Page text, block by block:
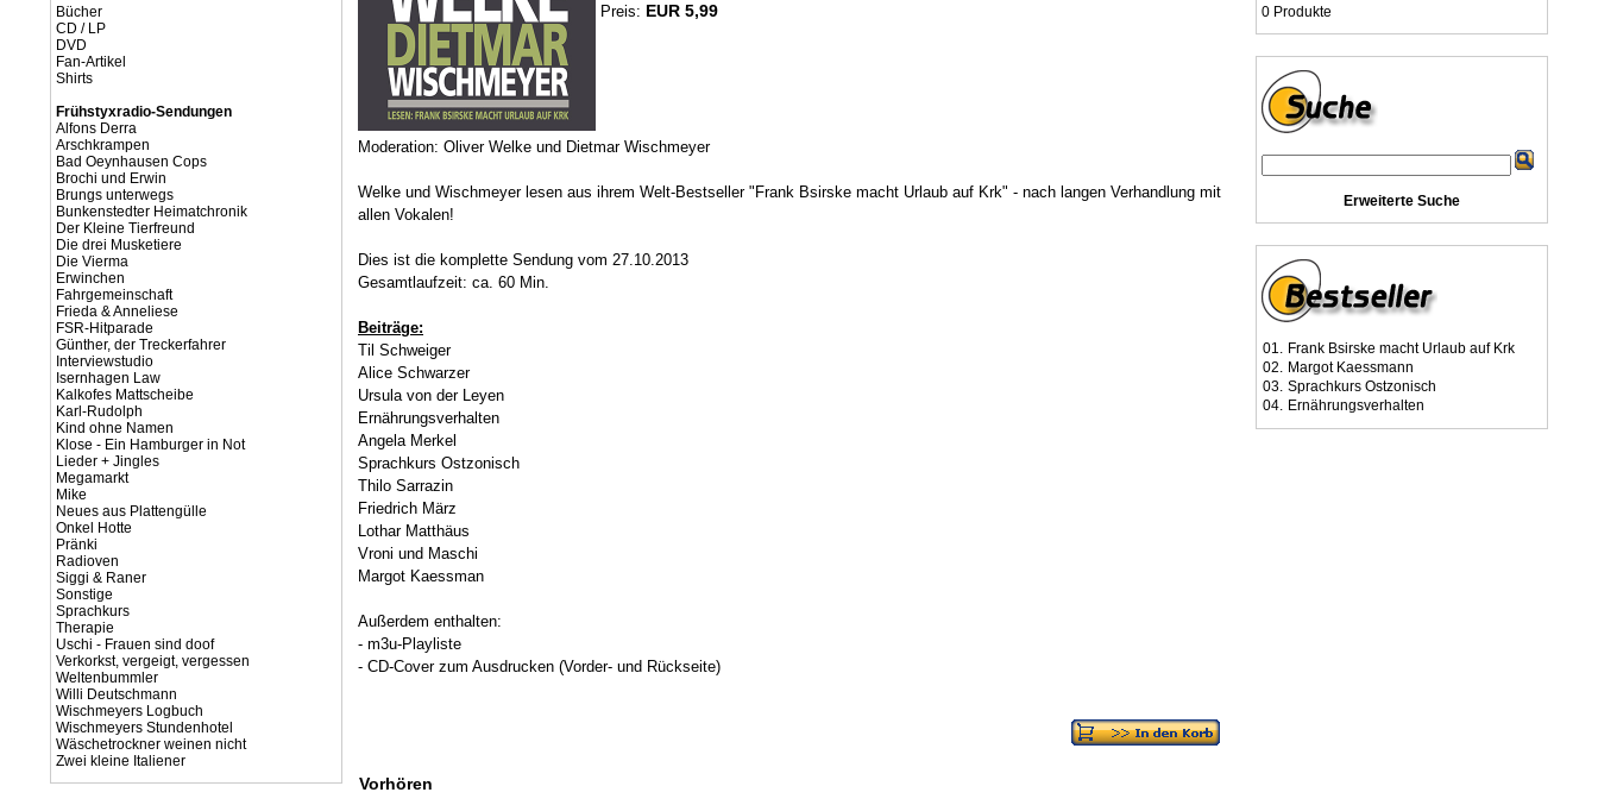
Bücher
CD / LP
DVD
Fan-Artikel
Shirts
Frühstyxradio-Sendungen
Alfons Derra
Arschkrampen
Bad Oeynhausen Cops
Brochi und Erwin
Brungs unterwegs
Bunkenstedter Heimatchronik
Der Kleine Tierfreund
Die drei Musketiere
Die Vierma
Erwinchen
Fahrgemeinschaft
Frieda & Anneliese
FSR-Hitparade
Günther, der Treckerfahrer
Interviewstudio
Isernhagen Law
Kalkofes Mattscheibe
Karl-Rudolph
Kind ohne Namen
Klose - Ein Hamburger in Not
Lieder + Jingles
Megamarkt
Mike
Neues aus Plattengülle
Onkel Hotte
Pränki
Radioven
Siggi & Raner
Sonstige
Sprachkurs
Therapie
Uschi - Frauen sind doof
Verkorkst, vergeigt, vergessen
Weltenbummler
Willi Deutschmann
Wischmeyers Logbuch
Wischmeyers Stundenhotel
Wäschetrockner weinen nicht
Zwei kleine Italiener
Preis: EUR 5,99
Moderation: Oliver Welke und Dietmar Wischmeyer
Welke und Wischmeyer lesen aus ihrem Welt-Bestseller "Frank Bsirske macht Urlaub auf Krk" - nach langen Verhandlung mit
allen Vokalen!
Dies ist die komplette Sendung vom 27.10.2013
Gesamtlaufzeit: ca. 60 Min.
Beiträge:
Til Schweiger
Alice Schwarzer
Ursula von der Leyen
Ernährungsverhalten
Angela Merkel
Sprachkurs Ostzonisch
Thilo Sarrazin
Friedrich März
Lothar Matthäus
Vroni und Maschi
Margot Kaessman
Außerdem enthalten:
- m3u-Playliste
- CD-Cover zum Ausdrucken (Vorder- und Rückseite)
Vorhören
0 Produkte
Erweiterte Suche
01. Frank Bsirske macht Urlaub auf Krk
02. Margot Kaessmann
03. Sprachkurs Ostzonisch
04. Ernährungsverhalten